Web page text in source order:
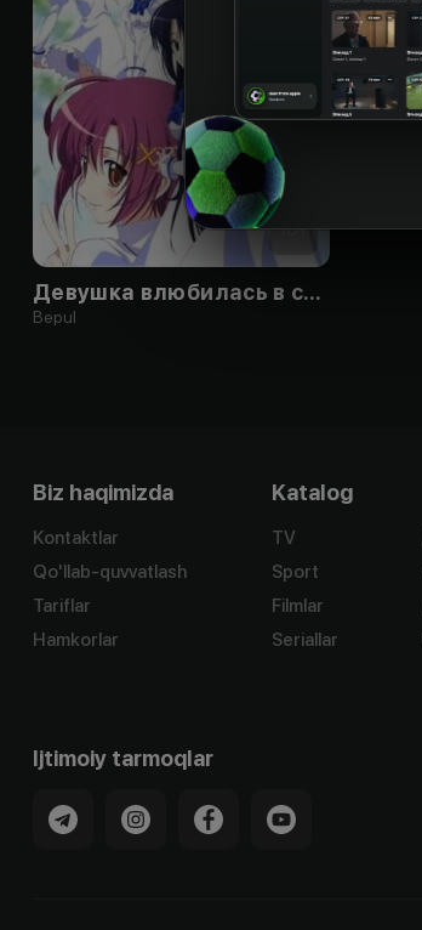
18+
Девушка влюбилась в старшую сестру
Bepul
Biz haqimizda
Kontaktlar
Qo'llab-quvvatlash
Tariflar
Hamkorlar
Katalog
TV
Sport
Filmlar
Seriallar
Ijtimoiy tarmoqlar